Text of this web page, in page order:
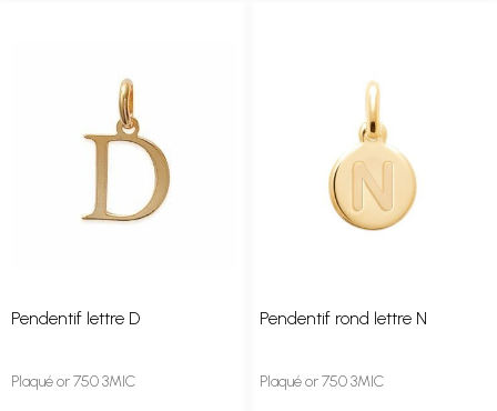
Pendentif lettre D
Plaqué or 750 3MIC
Pendentif rond lettre N
Plaqué or 750 3MIC